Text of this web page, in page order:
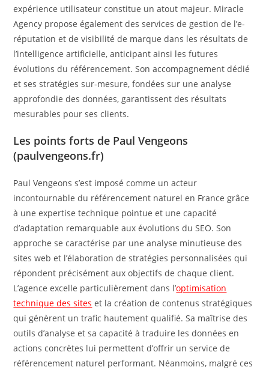
expérience utilisateur constitue un atout majeur. Miracle
Agency propose également des services de gestion de l’e-
réputation et de visibilité de marque dans les résultats de
l’intelligence artificielle, anticipant ainsi les futures
évolutions du référencement. Son accompagnement dédié
et ses stratégies sur-mesure, fondées sur une analyse
approfondie des données, garantissent des résultats
mesurables pour ses clients.
Les points forts de Paul Vengeons
(paulvengeons.fr)
Paul Vengeons s’est imposé comme un acteur
incontournable du référencement naturel en France grâce
à une expertise technique pointue et une capacité
d’adaptation remarquable aux évolutions du SEO. Son
approche se caractérise par une analyse minutieuse des
sites web et l’élaboration de stratégies personnalisées qui
répondent précisément aux objectifs de chaque client.
L’agence excelle particulièrement dans l’optimisation
technique des sites et la création de contenus stratégiques
qui génèrent un trafic hautement qualifié. Sa maîtrise des
outils d’analyse et sa capacité à traduire les données en
actions concrètes lui permettent d’offrir un service de
référencement naturel performant. Néanmoins, malgré ces